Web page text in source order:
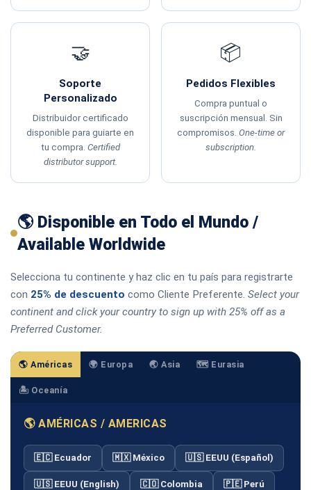
🤝
Soporte
Personalizado
Distribuidor certificado
disponible para guiarte en
tu compra. Certified
distributor support.
📦
Pedidos Flexibles
Compra puntual o
suscripción mensual. Sin
compromisos. One-time or
subscription.
🌎 Disponible en Todo el Mundo /
Available Worldwide
Selecciona tu continente y haz clic en tu país para registrarte
con 25% de descuento como Cliente Preferente. Select your
continent and click your country to sign up with 25% off as a
Preferred Customer.
🌎 Américas 🌍 Europa 🌏 Asia 🗺️ Eurasia
🏝️ Oceanía
🌎 AMÉRICAS / AMERICAS
🇪🇨 Ecuador 🇲🇽 México 🇺🇸 EEUU (Español)
🇺🇸 EEUU (English) 🇨🇴 Colombia 🇵🇪 Perú